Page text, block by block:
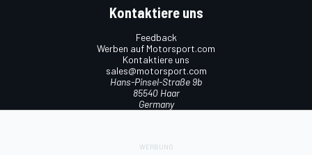
Kontaktiere uns
Feedback
Werben auf Motorsport.com
Kontaktiere uns
sales@motorsport.com
Hans-Pinsel-Straße 9b
85540 Haar
Germany
Utiq verwalten